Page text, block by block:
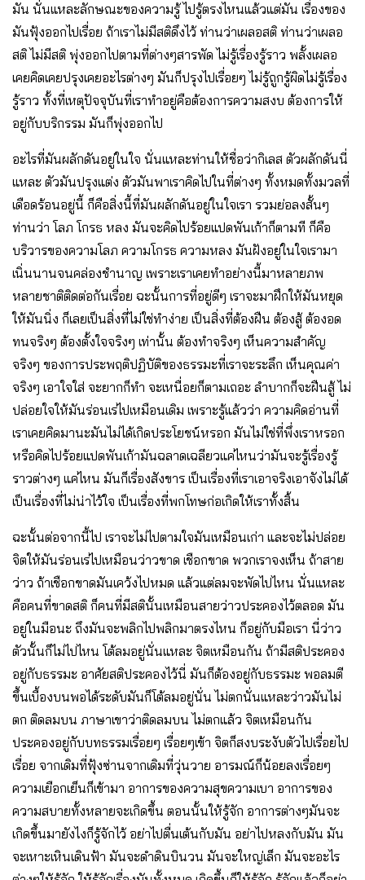
มัน นั่นแหละลักษณะของความรู้ ไปรู้ตรงไหนแล้วแต่มัน เรื่องของ
มันฟุ้งออกไปเรื่อย ถ้าเราไม่มีสติดึงไว้ ท่านว่าเผลอสติ ท่านว่าเผลอ
สติ ไม่มีสติ พุ่งออกไปตามที่ต่างๆสารพัด ไม่รู้เรื่องรู้ราว พลั้งเผลอ
เคยคิดเคยปรุงเคยอะไรต่างๆ มันก็ปรุงไปเรื่อยๆ ไม่รู้ถูกรู้ผิดไม่รู้เรื่อง
รู้ราว ทั้งที่เหตุปัจจุบันที่เราทำอยู่คือต้องการความสงบ ต้องการให้
อยู่กับบริกรรม มันก็พุ่งออกไป
อะไรที่มันผลักดันอยู่ในใจ นั่นแหละท่านให้ชื่อว่ากิเลส ตัวผลักดันนี่
แหละ ตัวมันปรุงแต่ง ตัวมันพาเราคิดไปในที่ต่างๆ ทั้งหมดทั้งมวลที่
เดือดร้อนอยู่นี้ ก็คือสิ่งนี้ที่มันผลักดันอยู่ในใจเรา รวมย่อลงสั้นๆ
ท่านว่า โลภ โกรธ หลง มันจะคิดไปร้อยแปดพันเก้าก็ตามที ก็คือ
บริวารของความโลภ ความโกรธ ความหลง มันฝังอยู่ในใจเรามา
เนิ่นนานจนคล่องชำนาญ เพราะเราเคยทำอย่างนี้มาหลายภพ
หลายชาติติดต่อกันเรื่อย ฉะนั้นการที่อยู่ดีๆ เราจะมาฝึกให้มันหยุด
ให้มันนิ่ง ก็เลยเป็นสิ่งที่ไม่ใช่ทำง่าย เป็นสิ่งที่ต้องฝืน ต้องสู้ ต้องอด
ทนจริงๆ ต้องตั้งใจจริงๆ เท่านั้น ต้องทำจริงๆ เห็นความสำคัญ
จริงๆ ของการประพฤติปฏิบัติของธรรมะที่เราจะระลึก เห็นคุณค่า
จริงๆ เอาใจใส่ จะยากก็ทำ จะเหนื่อยก็ตามเถอะ ลำบากก็จะฝืนสู้ ไม่
ปล่อยใจให้มันร่อนเร่ไปเหมือนเดิม เพราะรู้แล้วว่า ความคิดอ่านที่
เราเคยคิดมานะมันไม่ได้เกิดประโยชน์หรอก มันไม่ใช่ที่พึ่งเราหรอก
หรือคิดไปร้อยแปดพันเก้ามันฉลาดเฉลียวแค่ไหนว่ามันจะรู้เรื่องรู้
ราวต่างๆ แค่ไหน มันก็เรื่องสังขาร เป็นเรื่องที่เราเอาจริงเอาจังไม่ได้
เป็นเรื่องที่ไม่น่าไว้ใจ เป็นเรื่องที่พกโทษก่อเกิดให้เราทั้งสิ้น
ฉะนั้นต่อจากนี้ไป เราจะไม่ไปตามใจมันเหมือนเก่า และจะไม่ปล่อย
จิตให้มันร่อนเร่ไปเหมือนว่าวขาด เชือกขาด พวกเราจงเห็น ถ้าสาย
ว่าว ถ้าเชือกขาดมันเคว้งไปหมด แล้วแต่ลมจะพัดไปไหน นั่นแหละ
คือคนที่ขาดสติ ก็คนที่มีสตินั้นเหมือนสายว่าวประคองไว้ตลอด มัน
อยู่ในมือนะ ถึงมันจะพลิกไปพลิกมาตรงไหน ก็อยู่กับมือเรา นี่ว่าว
ตัวนั้นก็ไม่ไปไหน โต้ลมอยู่นั่นแหละ จิตเหมือนกัน ถ้ามีสติประคอง
อยู่กับธรรมะ อาศัยสติประคองไว้นี่ มันก็ต้องอยู่กับธรรมะ พอลมตี
ขึ้นเบื้องบนพอได้ระดับมันก็โต้ลมอยู่นั่น ไม่ตกนั่นแหละว่าวมันไม่
ตก ติดลมบน ภาษาเขาว่าติดลมบน ไม่ตกแล้ว จิตเหมือนกัน
ประคองอยู่กับบทธรรมเรื่อยๆ เรื่อยๆเข้า จิตก็สงบระงับตัวไปเรื่อยไป
เรื่อย จากเดิมที่ฟุ้งซ่านจากเดิมที่วุ่นวาย อารมณ์ก็น้อยลงเรื่อยๆ
ความเยือกเย็นก็เข้ามา อาการของความสุขความเบา อาการของ
ความสบายทั้งหลายจะเกิดขึ้น ตอนนั้นให้รู้จัก อาการต่างๆมันจะ
เกิดขึ้นมายังไงก็รู้จักไว้ อย่าไปตื่นเต้นกับมัน อย่าไปหลงกับมัน มัน
จะเหาะเหินเดินฟ้า มันจะดำดินบินวน มันจะใหญ่เล็ก มันจะอะไร